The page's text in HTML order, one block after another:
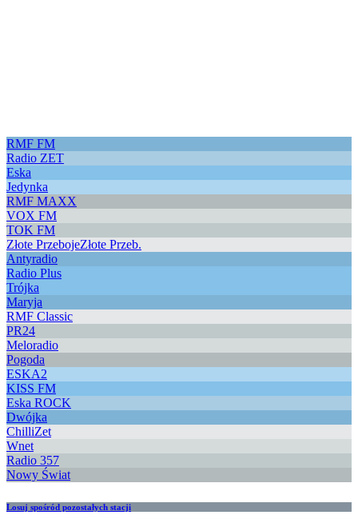
RMF FM
Radio ZET
Eska
Jedynka
RMF MAXX
VOX FM
TOK FM
Złote PrzebojeZłote Przeb.
Antyradio
Radio Plus
Trójka
Maryja
RMF Classic
PR24
Meloradio
Pogoda
ESKA2
KISS FM
Eska ROCK
Dwójka
ChilliZet
Wnet
Radio 357
Nowy Świat
Losuj spośród pozostałych stacji